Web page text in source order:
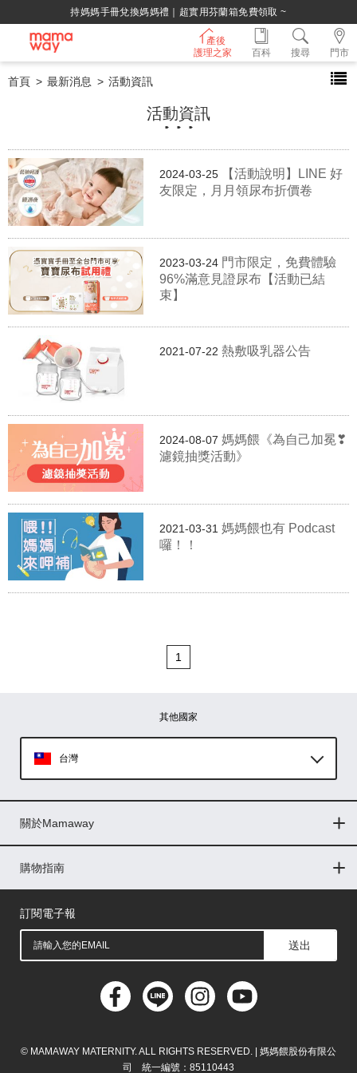
持媽媽手冊兌換媽媽禮｜超實用芬蘭箱免費領取 ~
產後
護理之家
門市
百科 搜尋
首頁 最新消息 活動資訊
活動資訊
2024-03-25 【活動說明】LINE 好
友限定，月月領尿布折價卷
2023-03-24 門市限定，免費體驗
96%滿意見證尿布【活動已結
束】
2021-07-22 熱敷吸乳器公告
2024-08-07 媽媽餵《為自己加冕❣
濾鏡抽獎活動》
2021-03-31 媽媽餵也有 Podcast
囉！！
1
其他國家
台灣
印尼
菲律賓
馬來西亞
關於Mamaway
門市據點
最新消息
品牌故事
人力招募
媒體花絮
隱私權聲明
CSR企業社會責任
購物指南
購物常見問題
退換貨問題
儲值金使用條款
購買儲值金
發票問題
會員權益
線上留言
吸乳器-免費體驗
訂閱電子報
送出
© MAMAWAY MATERNITY. ALL RIGHTS RESERVED. | 媽媽餵股份有限公
司 統一編號：85110443